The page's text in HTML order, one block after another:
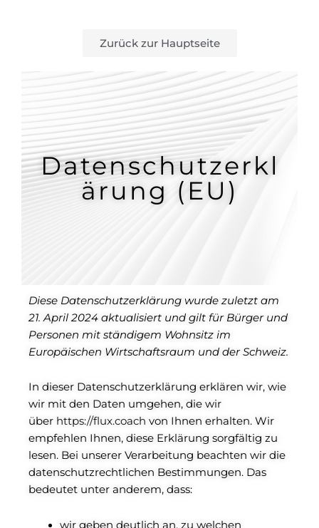
Zurück zur Hauptseite
Datenschutzerkl
ärung (EU)
Diese Datenschutzerklärung wurde zuletzt am
21. April 2024 aktualisiert und gilt für Bürger und
Personen mit ständigem Wohnsitz im
Europäischen Wirtschaftsraum und der Schweiz.
In dieser Datenschutzerklärung erklären wir, wie
wir mit den Daten umgehen, die wir
über https://flux.coach von Ihnen erhalten. Wir
empfehlen Ihnen, diese Erklärung sorgfältig zu
lesen. Bei unserer Verarbeitung beachten wir die
datenschutzrechtlichen Bestimmungen. Das
bedeutet unter anderem, dass:
wir geben deutlich an, zu welchen